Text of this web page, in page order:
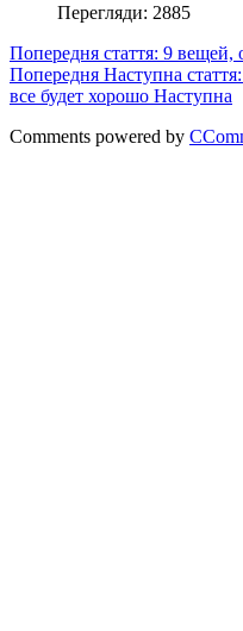
Перегляди: 2885
Попередня стаття: 9 вещей,
Попередня Наступна
все будет хорошо Наступна
Comments powered by